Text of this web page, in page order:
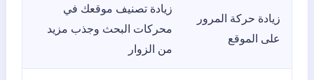
زيادة حركة المرور
على الموقع
زيادة تصنيف موقعك في
محركات البحث وجذب مزيد
من الزوار